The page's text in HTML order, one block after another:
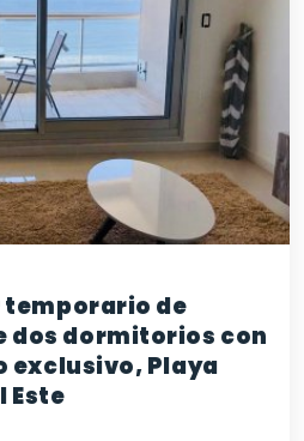
temporario de
dos dormitorios con
exclusivo, Playa
Este